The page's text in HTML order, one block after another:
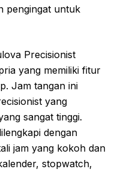
pengingat untuk
Precisionist
yang memiliki fitur
Jam tangan ini
yang
sangat tinggi.
dengan
jam yang kokoh dan
stopwatch,